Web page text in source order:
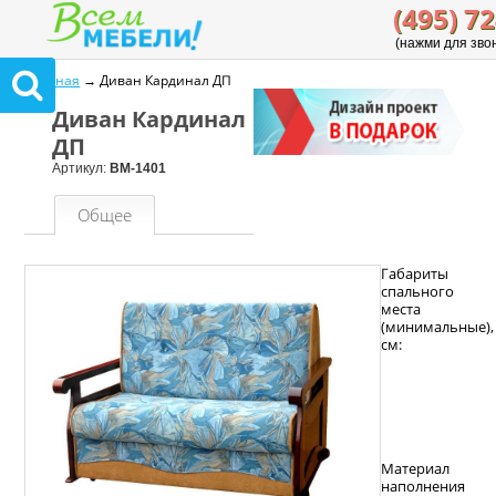
(495)
(нажми для
Главная → Диван Кардинал ДП
Диван Кардинал
ДП
Артикул: ВМ-1401
Общее
Габариты
спального
места
(минимальные),
см:
Материал
наполнения